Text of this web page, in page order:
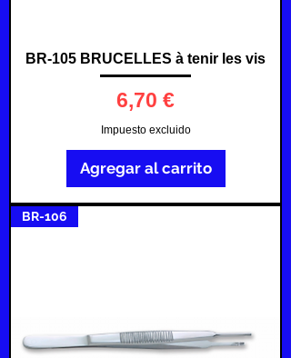
BR-105 BRUCELLES à tenir les vis
Precio
6,70 €
Impuesto excluido
Agregar al carrito
BR-106